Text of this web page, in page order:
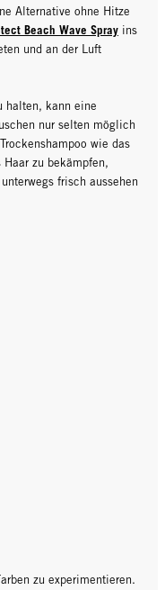
Alternative ohne Hitze
Beach Wave Spray ins
und an der Luft
halten, kann eine
nur selten möglich
wie das
zu bekämpfen,
frisch aussehen
zu experimentieren.